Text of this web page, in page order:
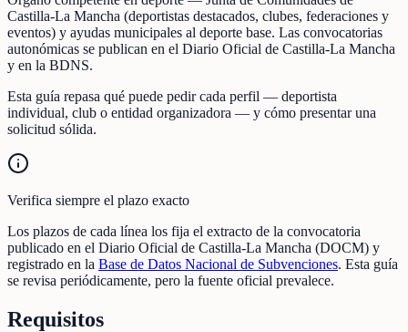
Castilla-La Mancha (deportistas destacados, clubes, federaciones y
eventos) y ayudas municipales al deporte base. Las convocatorias
autonómicas se publican en el Diario Oficial de Castilla-La Mancha
y en la BDNS.
Esta guía repasa qué puede pedir cada perfil — deportista
individual, club o entidad organizadora — y cómo presentar una
solicitud sólida.
Verifica siempre el plazo exacto
Los plazos de cada línea los fija el extracto de la convocatoria
publicado en el Diario Oficial de Castilla-La Mancha (DOCM) y
registrado en la Base de Datos Nacional de Subvenciones. Esta guía
se revisa periódicamente, pero la fuente oficial prevalece.
Requisitos